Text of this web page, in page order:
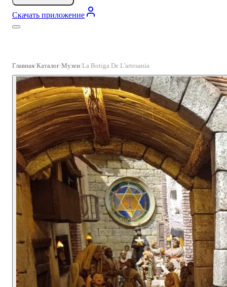
Скачать приложение
Главная Каталог Музеи La Botiga De L'artesania